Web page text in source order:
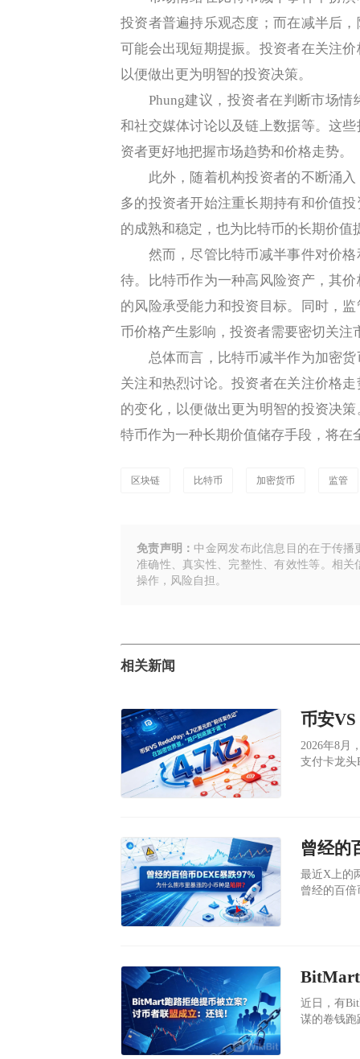
投资者普遍持乐观态度；而在减半后
可能会出现短期提振。投资者在关注
以便做出更为明智的投资决策。
Phung建议，投资者在判断市场情
和社交媒体讨论以及链上数据等。这
资者更好地把握市场趋势和价格走势。
此外，随着机构投资者的不断涌入
多的投资者开始注重长期持有和价值
的成熟和稳定，也为比特币的长期价值
然而，尽管比特币减半事件对价格
待。比特币作为一种高风险资产，其
的风险承受能力和投资目标。同时，
币价格产生影响，投资者需要密切关注
总体而言，比特币减半作为加密货
关注和热烈讨论。投资者在关注价格
的变化，以便做出更为明智的投资决
特币作为一种长期价值储存手段，将
区块链 比特币 加密货币 监管
免责声明： 中金网发布此信息目的在于传
准确性、真实性、完整性、有效性等。相
操作，风险自担。
相关新闻
​2026年8月
支付卡龙头
最近X上的
曾经的百倍
近日，有
谋的卷钱跑